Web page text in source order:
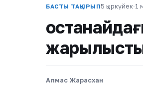
БАСТЫ ТАҚЫРЫП5 қыркүйек·1
Алмас Жарасхан